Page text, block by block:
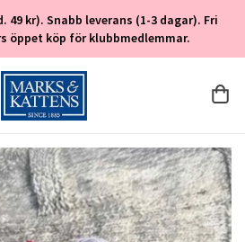
49 kr). Snabb leverans (1-3 dagar). Fri
öppet köp för klubbmedlemmar.